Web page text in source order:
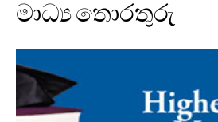
මාධ්‍ය තොරතුරු